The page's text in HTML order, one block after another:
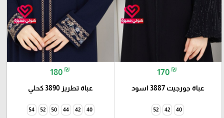
170 ₪
عباة جورجيت 3887 اسود
40
42
52
180 ₪
عباة تطريز 3890 كحلي
40
42
44
50
52
54